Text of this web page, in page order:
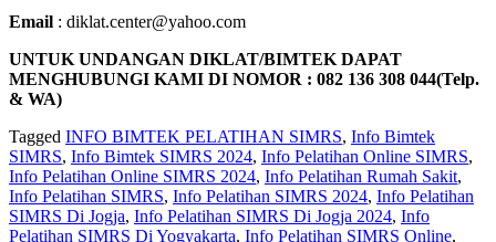
Email : diklat.center@yahoo.com
UNTUK UNDANGAN DIKLAT/BIMTEK DAPAT
MENGHUBUNGI KAMI DI NOMOR : 082 136 308 044(Telp.
& WA)
Tagged INFO BIMTEK PELATIHAN SIMRS, Info Bimtek
SIMRS, Info Bimtek SIMRS 2024, Info Pelatihan Online SIMRS,
Info Pelatihan Online SIMRS 2024, Info Pelatihan Rumah Sakit,
Info Pelatihan SIMRS, Info Pelatihan SIMRS 2024, Info Pelatihan
SIMRS Di Jogja, Info Pelatihan SIMRS Di Jogja 2024, Info
Pelatihan SIMRS Di Yogyakarta, Info Pelatihan SIMRS Online,